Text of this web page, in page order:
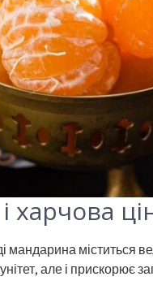
харчова
мандарина міститься
але і прискорює